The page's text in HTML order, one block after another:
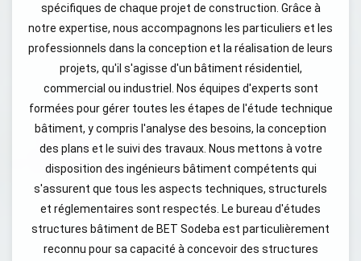
spécifiques de chaque projet de construction. Grâce à
notre expertise, nous accompagnons les particuliers et les
professionnels dans la conception et la réalisation de leurs
projets, qu'il s'agisse d'un bâtiment résidentiel,
commercial ou industriel. Nos équipes d'experts sont
formées pour gérer toutes les étapes de l'étude technique
bâtiment, y compris l'analyse des besoins, la conception
des plans et le suivi des travaux. Nous mettons à votre
disposition des ingénieurs bâtiment compétents qui
s'assurent que tous les aspects techniques, structurels
et réglementaires sont respectés. Le bureau d'études
structures bâtiment de BET Sodeba est particulièrement
reconnu pour sa capacité à concevoir des structures